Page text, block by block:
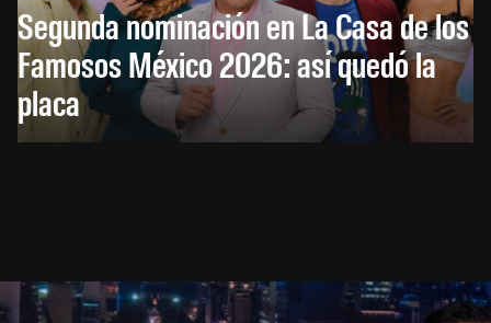
Segunda nominación en La Casa de los
Famosos México 2026: así quedó la
placa